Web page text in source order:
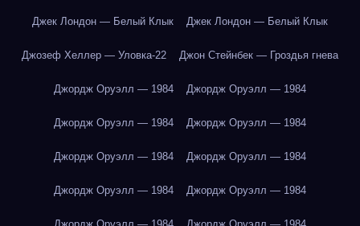
Джек Лондон — Белый Клык Джек Лондон — Белый Клык
Джозеф Хеллер — Уловка-22 Джон Стейнбек — Гроздья гнева
Джордж Оруэлл — 1984 Джордж Оруэлл — 1984
Джордж Оруэлл — 1984 Джордж Оруэлл — 1984
Джордж Оруэлл — 1984 Джордж Оруэлл — 1984
Джордж Оруэлл — 1984 Джордж Оруэлл — 1984